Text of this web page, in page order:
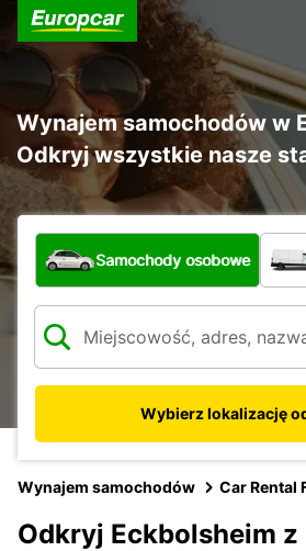
Wynajem samochodów w
Odkryj wszystkie nasze
Jaki typ pojazdu?
Samochody osobowe
Wybierz lokalizację
Wynajem samochodów Car Rental
Odkryj Eckbolsheim z